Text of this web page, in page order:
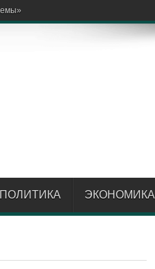
ПОЛИТИКА ЭКОНОМИКА